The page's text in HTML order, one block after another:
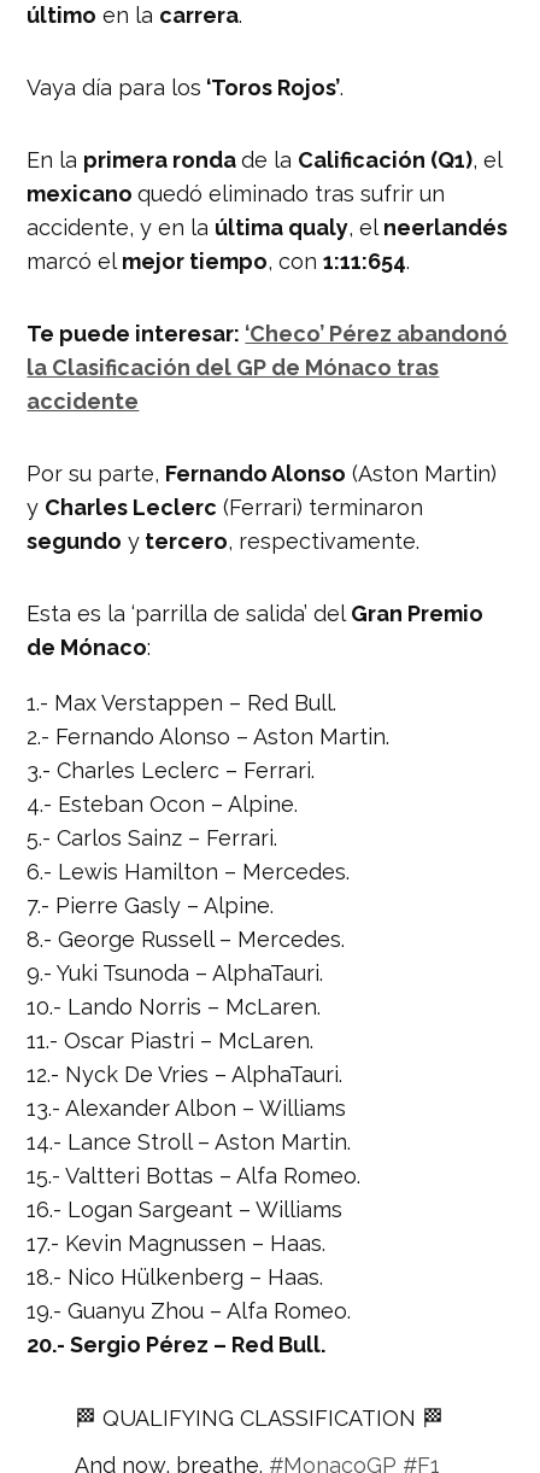
último en la carrera.
Vaya día para los ‘Toros Rojos’.
En la primera rondade la Calificación (Q1), el
mexicanoquedó eliminado tras sufrir un
accidente, y en la última qualy, el neerlandés
marcó el mejor tiempo, con1:11:654.
Te puede interesar: ‘Checo’ Pérez abandonó
la Clasificación del GP de Mónaco tras
accidente
Por su parte, Fernando Alonso (Aston Martin)
y Charles Leclerc (Ferrari) terminaron
segundo y tercero, respectivamente.
Esta es la ‘parrilla de salida’ del Gran Premio
de Mónaco:
1.- Max Verstappen – Red Bull.
2.- Fernando Alonso – Aston Martin.
3.- Charles Leclerc – Ferrari.
4.- Esteban Ocon – Alpine.
5.- Carlos Sainz – Ferrari.
6.- Lewis Hamilton – Mercedes.
7.- Pierre Gasly – Alpine.
8.- George Russell – Mercedes.
9.- Yuki Tsunoda – AlphaTauri.
10.- Lando Norris – McLaren.
11.- Oscar Piastri – McLaren.
12.- Nyck De Vries – AlphaTauri.
13.- Alexander Albon – Williams
14.- Lance Stroll – Aston Martin.
15.- Valtteri Bottas – Alfa Romeo.
16.- Logan Sargeant – Williams
17.- Kevin Magnussen – Haas.
18.- Nico Hülkenberg – Haas.
19.- Guanyu Zhou – Alfa Romeo.
20.- Sergio Pérez – Red Bull.
🏁 QUALIFYING CLASSIFICATION 🏁
And now, breathe. #MonacoGP #F1